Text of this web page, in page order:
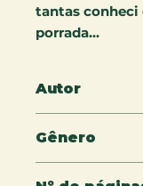
tantas conheci
porrada...
Autor
Gênero